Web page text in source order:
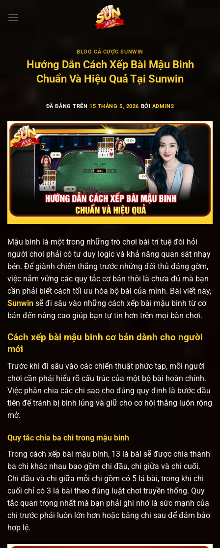
đến
BLOG CÁ CƯỢC SUNWIN
Hướng Dẫn Cách Xếp Bài Mậu Binh
Chuẩn Và Hiệu Quả Tại Sunwin
ĐÃ ĐĂNG TRÊN 15 THÁNG 5, 2026 BỞI ADMIN2
Mậu binh là một trong những trò chơi bài trí tuệ đòi hỏi
người chơi phải có tư duy logic và khả năng quan sát nhạy
bén. Để giành chiến thắng trước những đối thủ đáng gờm,
việc nắm vững các quy tắc cơ bản thôi là chưa đủ mà bạn
cần phải biết cách tối ưu hóa bộ bài của mình. Bài viết này,
Sunwin sẽ đi sâu vào những cách xếp bài mậu binh từ cơ
bản đến nâng cao giúp bạn tự tin hơn trên mọi bàn chơi.
Cách xếp bài mậu binh cơ bản dành cho người
mới
Trước khi đi sâu vào các chiến thuật phức tạp, mỗi người
chơi cần phải hiểu rõ cấu trúc của một bộ bài hoàn chỉnh.
Việc phân chia các chi sao cho đúng quy định là bước đầu
tiên để tránh bị binh lủng và giữ cho cơ hội thắng luôn rộng
mở.
Quy tắc chia ba chi trong mậu binh
Trong cách xếp bài mậu binh, 13 lá bài sẽ được chia thành
ba chi khác nhau bao gồm chi đầu, chi giữa và chi cuối.
Chi đầu và chi giữa mỗi chi gồm có 5 lá bài, trong khi chi
cuối chỉ có 3 lá bài theo đúng luật chơi truyền thống. Quy
tắc quan trọng nhất mà bạn phải ghi nhớ là sức mạnh của
chi trước phải luôn lớn hơn hoặc bằng chi sau để đảm bảo
hợp lệ.